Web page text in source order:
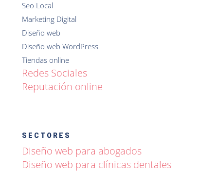
Seo Local
Marketing Digital
Diseño web
Diseño web WordPress
Tiendas online
Redes Sociales
Reputación online
SECTORES
Diseño web para abogados
Diseño web para clínicas dentales